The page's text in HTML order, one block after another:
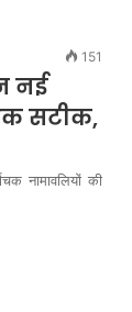
151
नई
सटीक,
नामावलियों की